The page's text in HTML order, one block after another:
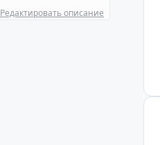
Редактировать описание